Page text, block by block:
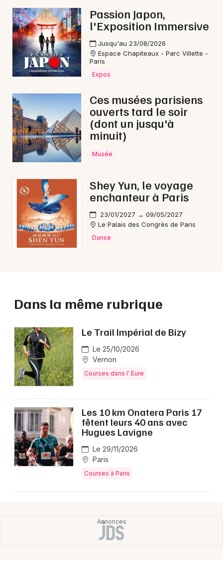
Passion Japon,
l'Exposition Immersive
Jusqu'au 23/08/2026
Espace Chapiteaux - Parc Villette -
Paris
Expos
Ces musées parisiens
ouverts tard le soir
(dont un jusqu'à
minuit)
Musée
Shey Yun, le voyage
enchanteur à Paris
23/01/2027 → 09/05/2027
Le Palais des Congrès de Paris
Danse
Dans la même rubrique
Le Trail Impérial de Bizy
Le 25/10/2026
Vernon
Courses dans l' Eure
Les 10 km Onatera Paris 17
fêtent leurs 40 ans avec
Hugues Lavigne
Le 29/11/2026
Paris
Courses à Paris